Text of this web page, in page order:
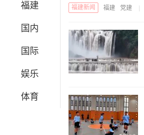
福建
国内
国际
娱乐
体育
福建新闻 福建 党建